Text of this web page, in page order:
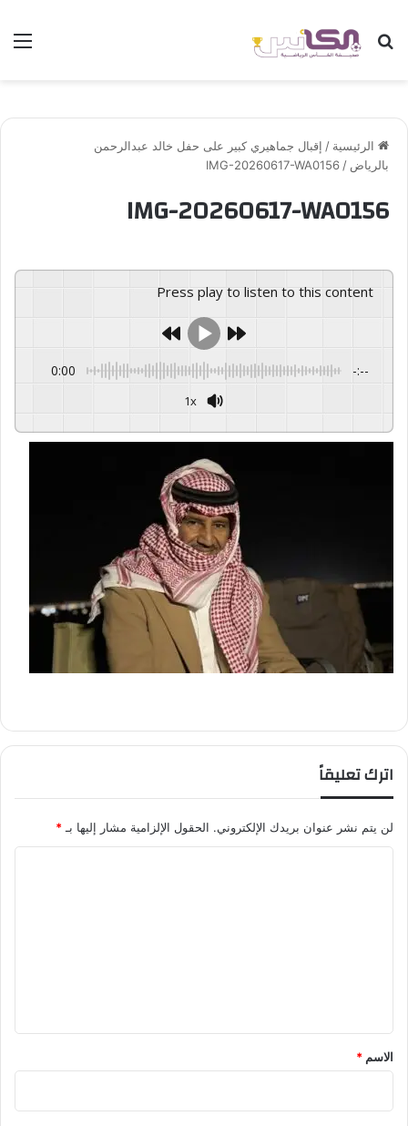
بحث عن
الرئيسية / إقبال جماهيري كبير على حفل خالد عبدالرحمن
بالرياض /
IMG-20260617-WA0156
IMG-20260617-WA0156
Press play to listen to this content
0:00 -:--
1x
اترك تعليقاً
لن يتم نشر عنوان بريدك الإلكتروني. الحقول الإلزامية مشار إليها بـ *
*
الاسم *